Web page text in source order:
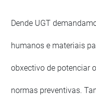
Dende UGT
humanos e materiais
obxectivo de potenciar
normas preventivas.